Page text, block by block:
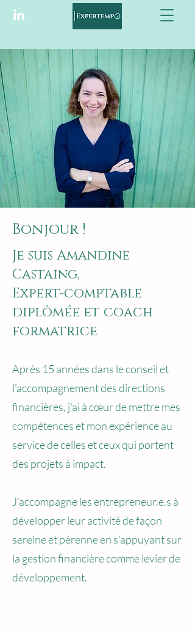
Bonjour !
Je suis Amandine
Castaing,
Expert-comptable
diplômée et coach
formatrice
Après 15 années dans le conseil et
l'accompagnement des directions
financières, j'ai à cœur de mettre mes
compétences et mon expérience au
service de celles et ceux qui portent
des projets à impact.
J'accompagne les entrepreneur.e.s à
développer leur activité de façon
sereine et pérenne en s'appuyant sur
la gestion financière comme levier de
développement.